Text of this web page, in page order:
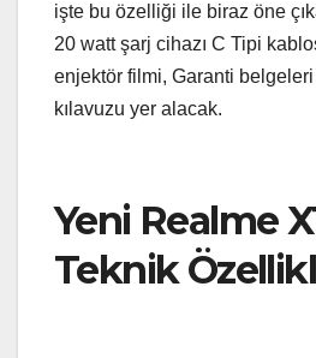
işte bu özelliği ile biraz öne
20 watt şarj cihazı C Tipi
enjektör filmi, Garanti belgeleri
kılavuzu yer alacak.
Yeni Realme
Teknik